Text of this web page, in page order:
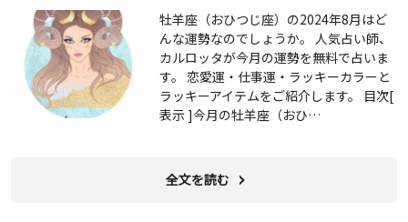
牡羊座（おひつじ座）の2024年8月はど
んな運勢なのでしょうか。 人気占い師、
カルロッタが今月の運勢を無料で占いま
す。 恋愛運・仕事運・ラッキーカラーと
ラッキーアイテムをご紹介します。 目次[
表示 ]今月の牡羊座（おひ…
全文を読む